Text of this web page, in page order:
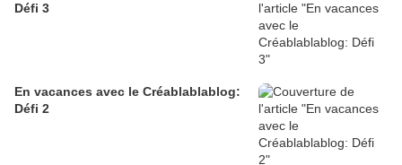
Défi 3
En vacances avec le Créablablablog:
Défi 2